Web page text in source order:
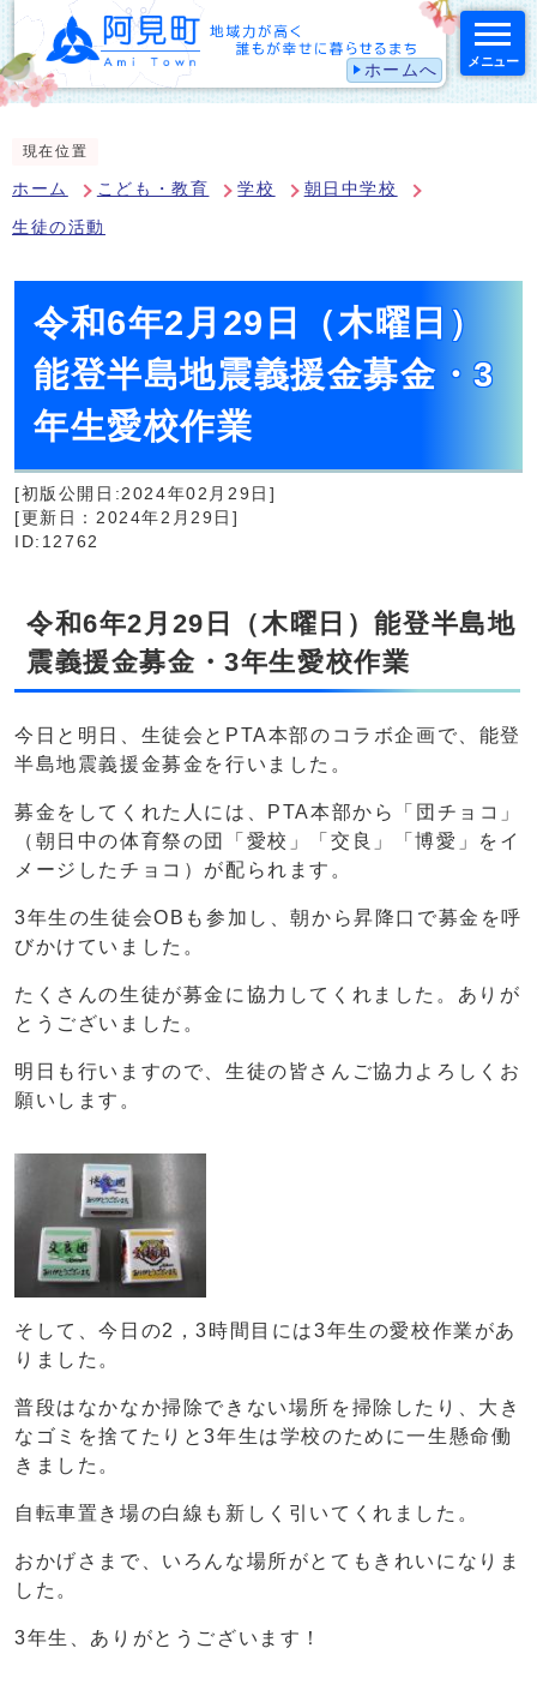
ホームへ メニュー
現在位置
ホーム こども・教育 学校 朝日中学校
生徒の活動
令和6年2月29日（木曜日）
能登半島地震義援金募金・3
年生愛校作業
[初版公開日:2024年02月29日]
[更新日：2024年2月29日]
ID:12762
令和6年2月29日（木曜日）能登半島地
震義援金募金・3年生愛校作業
今日と明日、生徒会とPTA本部のコラボ企画で、能登
半島地震義援金募金を行いました。
募金をしてくれた人には、PTA本部から「団チョコ」
（朝日中の体育祭の団「愛校」「交良」「博愛」をイ
メージしたチョコ）が配られます。
3年生の生徒会OBも参加し、朝から昇降口で募金を呼
びかけていました。
たくさんの生徒が募金に協力してくれました。ありが
とうございました。
明日も行いますので、生徒の皆さんご協力よろしくお
願いします。
そして、今日の2，3時間目には3年生の愛校作業があ
りました。
普段はなかなか掃除できない場所を掃除したり、大き
なゴミを捨てたりと3年生は学校のために一生懸命働
きました。
自転車置き場の白線も新しく引いてくれました。
おかげさまで、いろんな場所がとてもきれいになりま
した。
3年生、ありがとうございます！